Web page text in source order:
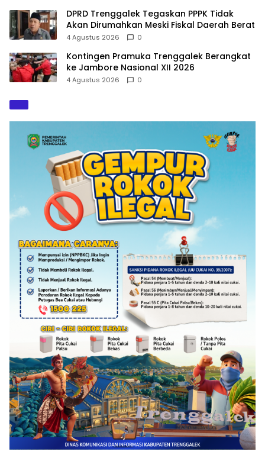
DPRD Trenggalek Tegaskan PPPK Tidak
Akan Dirumahkan Meski Fiskal Daerah Berat
4 Agustus 2026 0
Kontingen Pramuka Trenggalek Berangkat
ke Jambore Nasional XII 2026
4 Agustus 2026 0